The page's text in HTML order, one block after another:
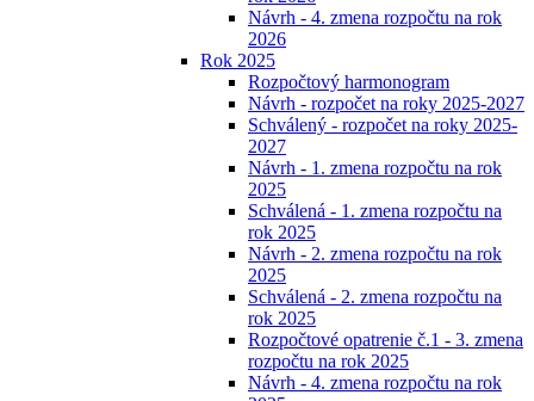
Návrh - 4. zmena rozpočtu na rok
2026
Rok 2025
Rozpočtový harmonogram
Návrh - rozpočet na roky 2025-2027
Schválený - rozpočet na roky 2025-
2027
Návrh - 1. zmena rozpočtu na rok
2025
Schválená - 1. zmena rozpočtu na
rok 2025
Návrh - 2. zmena rozpočtu na rok
2025
Schválená - 2. zmena rozpočtu na
rok 2025
Rozpočtové opatrenie č.1 - 3. zmena
rozpočtu na rok 2025
Návrh - 4. zmena rozpočtu na rok